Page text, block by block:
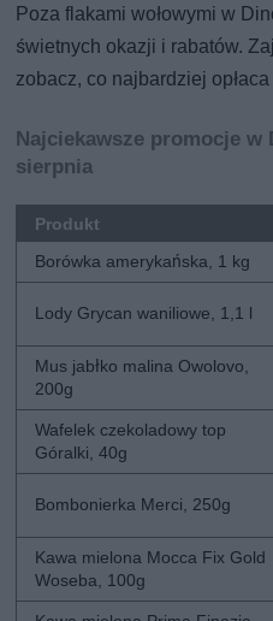
Poza flakami wołowymi w
świetnych okazji i rabatów.
zobacz, co najbardziej
Najciekawsze promocje w
sierpnia
Produkt
Borówka amerykańska, 1 kg
Lody Grycan waniliowe, 1,1 l
Mus jabłko malina Owolovo,
200g
Wafelek czekoladowy top
Góralki, 40g
Bombonierka Merci, 250g
Kawa mielona Mocca Fix Gold
Woseba, 100g